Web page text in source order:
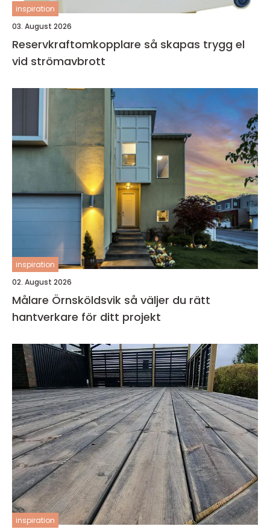
inspiration
03. August 2026
Reservkraftomkopplare så skapas trygg el
vid strömavbrott
inspiration
02. August 2026
Målare Örnsköldsvik så väljer du rätt
hantverkare för ditt projekt
inspiration